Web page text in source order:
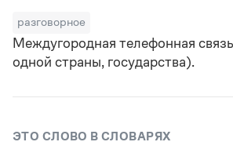
Справочник по пунктуации
Словарь-справочник трудностей
Справочник по фразеологии
Азбучные истины
Все справочники портала
разговорное
Междугородная телефонная
одной страны, государства).
ЭТО СЛОВО В СЛОВАРЯХ